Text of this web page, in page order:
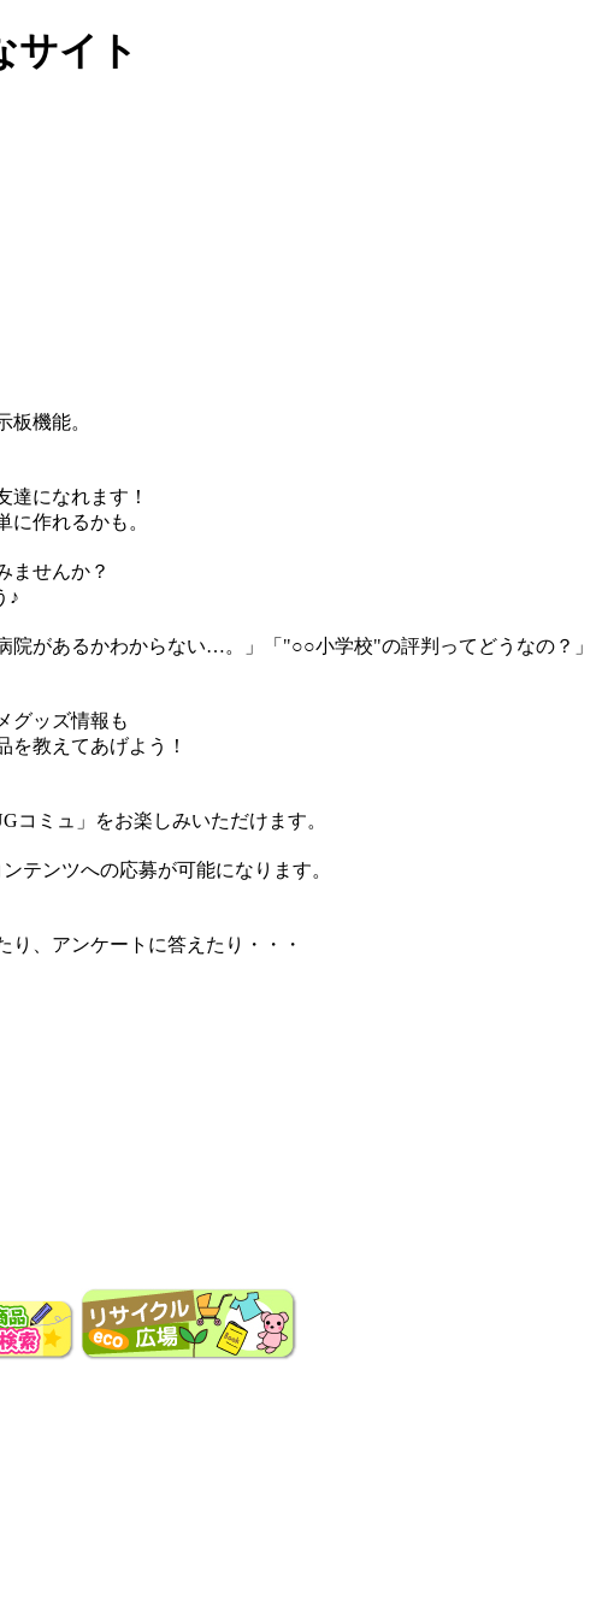
サイト
機能。
達になれます！
作れるかも。
ませんか？
♪
院があるかわからない…。」「"○○小学校"の評判ってどうなの？
グッズ情報も
を教えてあげよう！
コミュ」をお楽しみいただけます。
テンツへの応募が可能になります。
、アンケートに答えたり・・・